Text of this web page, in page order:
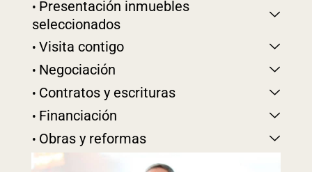
Presentación inmuebles
seleccionados
Visita contigo
Negociación
Contratos y escrituras
Financiación
Obras y reformas